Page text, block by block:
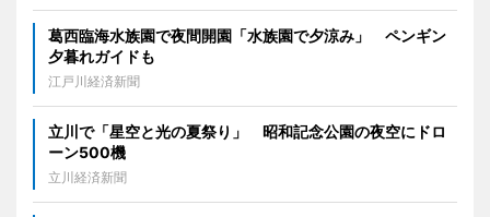
葛西臨海水族園で夜間開園「水族園で夕涼み」 ペンギン
夕暮れガイドも
江戸川経済新聞
立川で「星空と光の夏祭り」 昭和記念公園の夜空にドロ
ーン500機
立川経済新聞